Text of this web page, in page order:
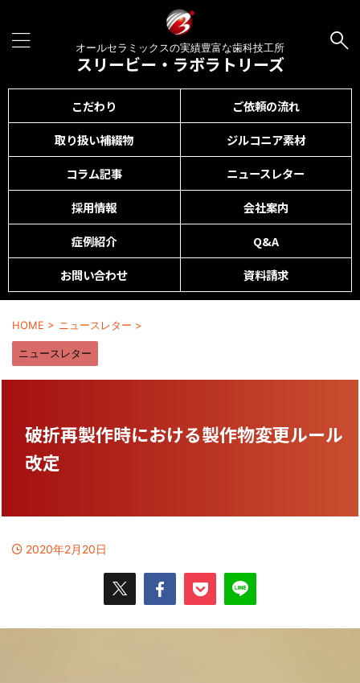
オールセラミックスの実績豊富な歯科技工所
スリービー・ラボラトリーズ
こだわり
ご依頼の流れ
取り扱い補綴物
ジルコニア素材
コラム記事
ニュースレター
採用情報
会社案内
症例紹介
Q&A
お問い合わせ
資料請求
HOME > ニュースレター >
ニュースレター
破折再製作時における製作物変更ルール
改定
2020年2月20日